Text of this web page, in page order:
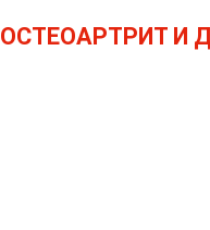
ОСТЕОАРТРИТ И